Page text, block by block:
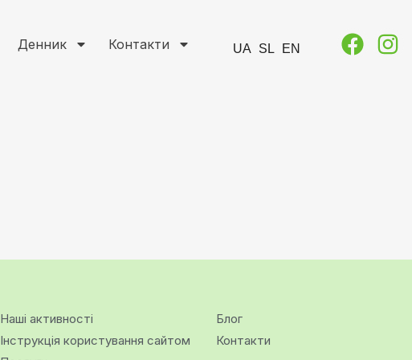
Денник Контакти UA SL EN
Наші активності
Інструкція користування сайтом
Блог
Контакти